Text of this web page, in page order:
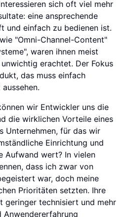
sich oft viel mehr
eine ansprechende
und einfach zu bedienen ist.
"Omni-Channel-Content"
waren ihnen meist
erachtet. Der Fokus
das muss einfach
wir Entwickler uns die
die wirklichen Vorteile eines
Unternehmen, für das wir
Einrichtung und
Aufwand wert? In vielen
dass ich zwar von
war, doch meine
Prioritäten setzten. Ihre
geringer technisiert und mehr
Anwendererfahrung